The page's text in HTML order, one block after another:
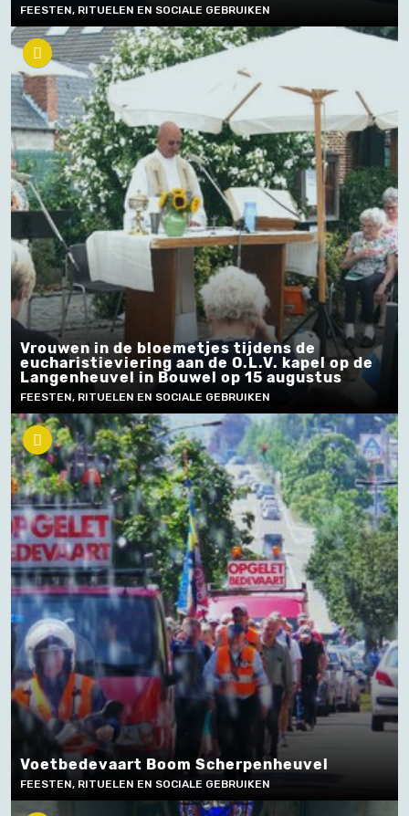
FEESTEN, RITUELEN EN SOCIALE GEBRUIKEN
Vrouwen in de bloemetjes tijdens de
eucharistieviering aan de O.L.V. kapel op de
Langenheuvel in Bouwel op 15 augustus
FEESTEN, RITUELEN EN SOCIALE GEBRUIKEN
Voetbedevaart Boom Scherpenheuvel
FEESTEN, RITUELEN EN SOCIALE GEBRUIKEN